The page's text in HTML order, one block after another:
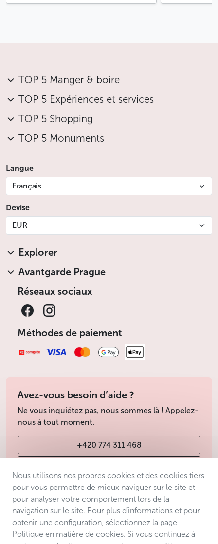
TOP 5 Manger & boire
TOP 5 Expériences et services
TOP 5 Shopping
TOP 5 Monuments
Langue
Français
Devise
EUR
Explorer
Avantgarde Prague
Réseaux sociaux
Méthodes de paiement
Avez-vous besoin d’aide ?
Ne vous inquiétez pas, nous sommes là ! Appelez-
nous à tout moment.
+420 774 311 468
Conditions de vente
Protection des données
Déclaration d’accessibilité
Nous utilisons nos propres cookies et des cookies tiers
pour vous permettre de mieux naviguer sur le site et
pour analyser votre comportement lors de la
navigation sur le site. Pour plus d’informations et pour
obtenir une configuration, sélectionnez la page
Politique en matière de cookies. Si vous continuez à